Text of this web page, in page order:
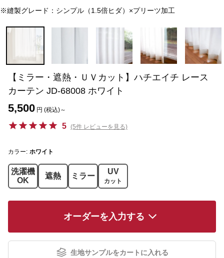
※縫製グレード：シンプル（1.5倍ヒダ）×プリーツ加工
【ミラー・遮熱・ＵＶカット】ハチエイチ レース
カーテン JD-68008 ホワイト
5,500 円 (税込)～
5 (5件 レビューを見る)
カラー: ホワイト
洗濯機
OK
遮熱 ミラー
UV
カット
オーダーを入力する
生地サンプルをカートに入れる